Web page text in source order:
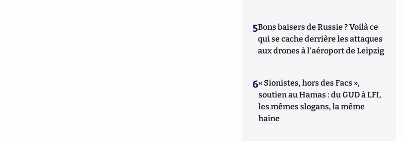
5Bons baisers de Russie ? Voilà ce
qui se cache derrière les attaques
aux drones à l'aéroport de Leipzig
6« Sionistes, hors des Facs »,
soutien au Hamas : du GUD à LFI,
les mêmes slogans, la même
haine